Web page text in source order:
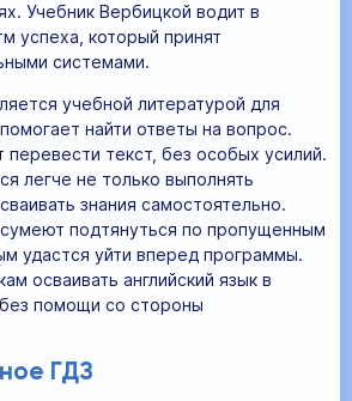
Учебник Вербицкой водит в
успеха, который принят
системами.
учебной литературой для
найти ответы на вопрос.
текст, без особых усилий.
легче не только выполнять
знания самостоятельно.
подтянуться по пропущенным
удастся уйти вперед программы.
осваивать английский язык в
помощи со стороны
ГДЗ